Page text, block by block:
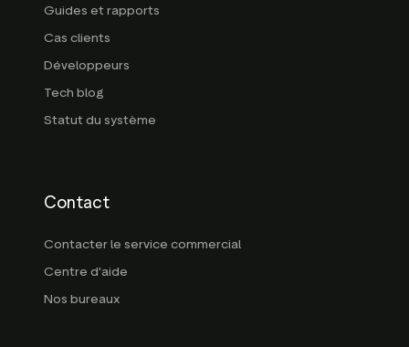
Guides et rapports
Cas clients
Développeurs
Tech blog
Statut du système
Contact
Contacter le service commercial
Centre d'aide
Nos bureaux